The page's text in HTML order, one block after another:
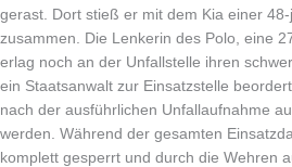
gerast. Dort stieß er mit dem Kia einer
zusammen. Die Lenkerin des Polo, eine
erlag noch an der Unfallstelle ihren
ein Staatsanwalt zur Einsatzstelle
nach der ausführlichen Unfallaufnahme
werden. Während der gesamten
komplett gesperrt und durch die Wehren